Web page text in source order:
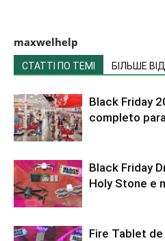
maxwelhelp
СТАТТІ ПО ТЕМІ БІЛЬШЕ
Black Friday
completo
Black Friday
Holy Stone e
Fire Tablet de